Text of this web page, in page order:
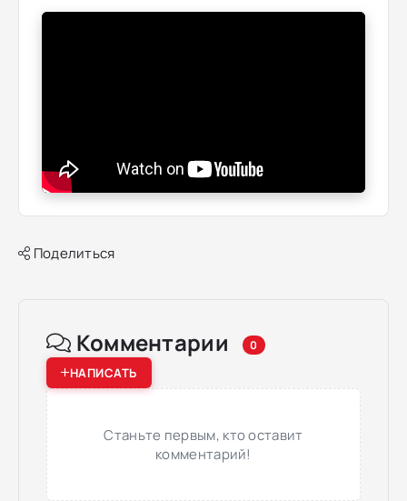
Поделиться
Комментарии 0
НАПИСАТЬ
Станьте первым, кто оставит
комментарий!